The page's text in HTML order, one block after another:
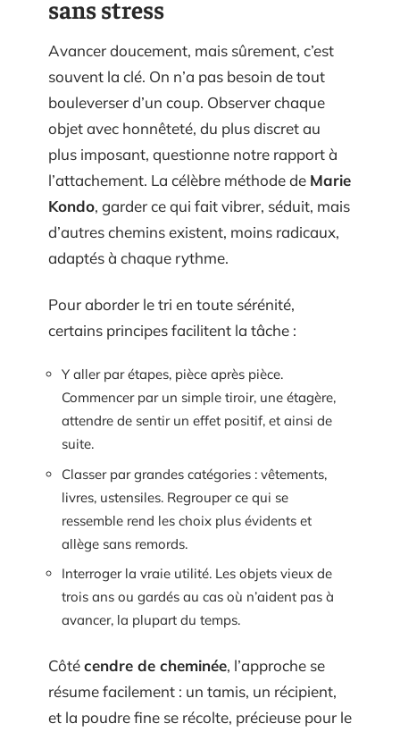
sans stress
Avancer doucement, mais sûrement, c’est
souvent la clé. On n’a pas besoin de tout
bouleverser d’un coup. Observer chaque
objet avec honnêteté, du plus discret au
plus imposant, questionne notre rapport à
l’attachement. La célèbre méthode de Marie
Kondo, garder ce qui fait vibrer, séduit, mais
d’autres chemins existent, moins radicaux,
adaptés à chaque rythme.
Pour aborder le tri en toute sérénité,
certains principes facilitent la tâche :
Y aller par étapes, pièce après pièce.
Commencer par un simple tiroir, une étagère,
attendre de sentir un effet positif, et ainsi de
suite.
Classer par grandes catégories : vêtements,
livres, ustensiles. Regrouper ce qui se
ressemble rend les choix plus évidents et
allège sans remords.
Interroger la vraie utilité. Les objets vieux de
trois ans ou gardés au cas où n’aident pas à
avancer, la plupart du temps.
Côtécendre de cheminée, l’approche se
résume facilement : un tamis, un récipient,
et la poudre fine se récolte, précieuse pour le